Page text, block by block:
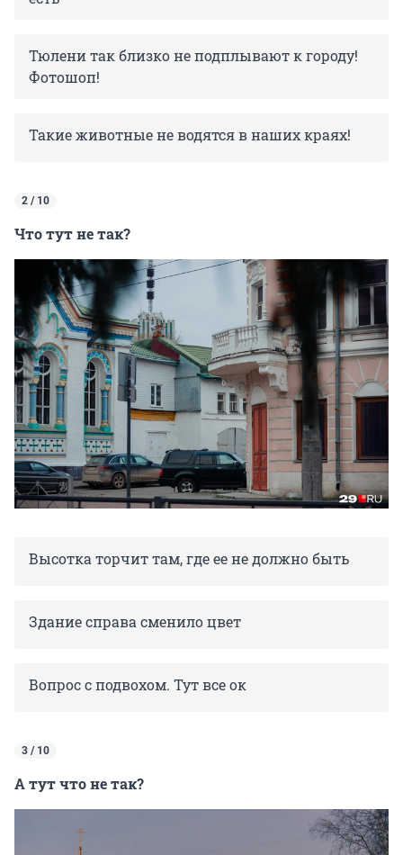
Тюлени так близко не подплывают к городу!
Фотошоп!
Такие животные не водятся в наших краях!
2 / 10
Что тут не так?
Высотка торчит там, где ее не должно быть
Здание справа сменило цвет
Вопрос с подвохом. Тут все ок
3 / 10
А тут что не так?